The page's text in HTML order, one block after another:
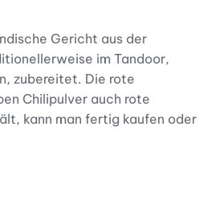
Gericht aus der
im Tandoor,
zubereitet. Die rote
Chilipulver auch rote
kann man fertig kaufen oder